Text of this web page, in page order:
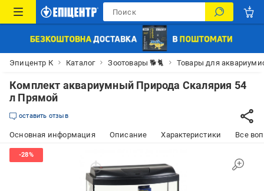
Эпицентр К Каталог Зоотовары 🐕🐈 Товары для
Комплект аквариумный Природа Скалярия 54
л Прямой
оставить отзыв
Основная информация Описание Характеристики Все